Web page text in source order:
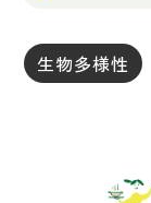
生物多様性